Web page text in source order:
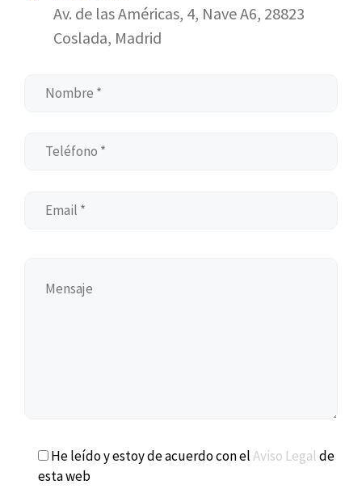
Av. de las Américas, 4, Nave A6, 28823
Coslada, Madrid
He leído y estoy de acuerdo con elAviso Legalde
esta web